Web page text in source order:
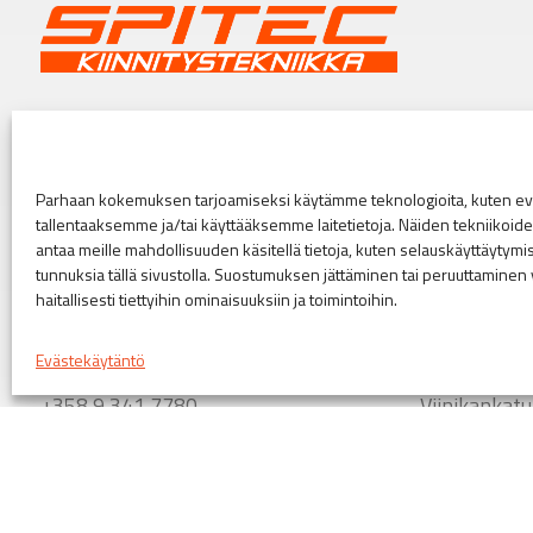
Parhaan kokemuksen tarjoamiseksi käytämme teknologioita, kuten
tallentaaksemme ja/tai käyttääksemme laitetietoja. Näiden
antaa meille mahdollisuuden käsitellä tietoja, kuten
tunnuksia tällä sivustolla. Suostumuksen jättäminen tai peruuttaminen
haitallisesti tiettyihin ominaisuuksiin ja toimintoihin.
Evästekäytäntö
myynti@spitec.fi
etunimi.sukunimi@spitec.fi
Aukioloaikamme
Myymälämme ovat avoinna arkisin 7-16
Vaihde
+358 9 341 7780
+358 44
Turku